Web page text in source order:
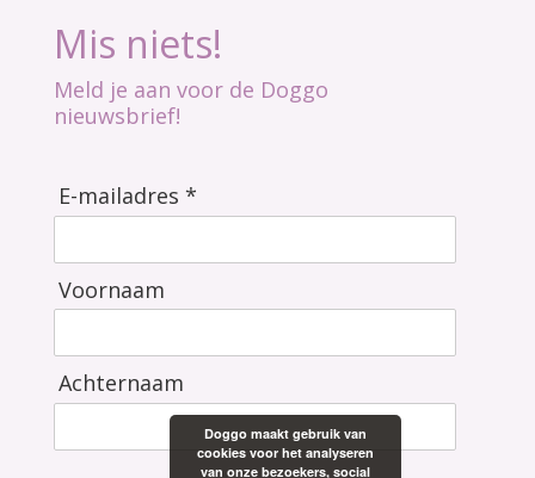
Mis niets!
Meld je aan voor de Doggo
nieuwsbrief!
E-mailadres *
Voornaam
Achternaam
Doggo maakt gebruik van
cookies voor het analyseren
van onze bezoekers, social